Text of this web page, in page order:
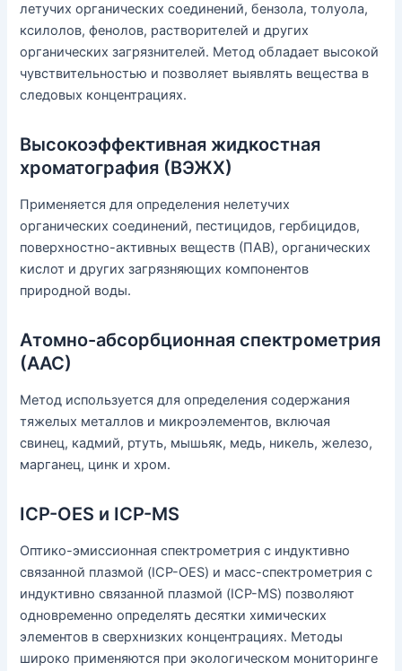
летучих органических соединений, бензола, толуола,
ксилолов, фенолов, растворителей и других
органических загрязнителей. Метод обладает высокой
чувствительностью и позволяет выявлять вещества в
следовых концентрациях.
Высокоэффективная жидкостная
хроматография (ВЭЖХ)
Применяется для определения нелетучих
органических соединений, пестицидов, гербицидов,
поверхностно-активных веществ (ПАВ), органических
кислот и других загрязняющих компонентов
природной воды.
Атомно-абсорбционная спектрометрия
(ААС)
Метод используется для определения содержания
тяжелых металлов и микроэлементов, включая
свинец, кадмий, ртуть, мышьяк, медь, никель, железо,
марганец, цинк и хром.
ICP-OES и ICP-MS
Оптико-эмиссионная спектрометрия с индуктивно
связанной плазмой (ICP-OES) и масс-спектрометрия с
индуктивно связанной плазмой (ICP-MS) позволяют
одновременно определять десятки химических
элементов в сверхнизких концентрациях. Методы
широко применяются при экологическом мониторинге